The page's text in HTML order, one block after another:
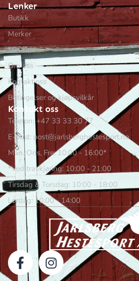
Lenker
Butikk
Merker
Min side
Om oss
Kontakt oss
Betingelser og kjøpsvilkår
Kontakt oss
Telefon: +47 33 33 30 77
E-post: post@jarlsberghestesport.no
Man, Ons, Fre: 10:00 - 16:00*
*Ved travkjøring: 10:00 - 21:00
Tirsdag & Torsdag: 10:00 - 18:00
Lørdag: 10:00 - 14:00